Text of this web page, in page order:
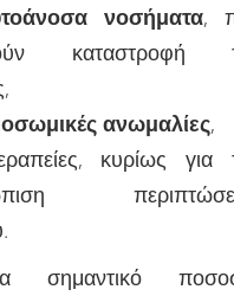
νοσήματα,
καταστροφή
ανωμαλίες,
κυρίως για
σημαντικό